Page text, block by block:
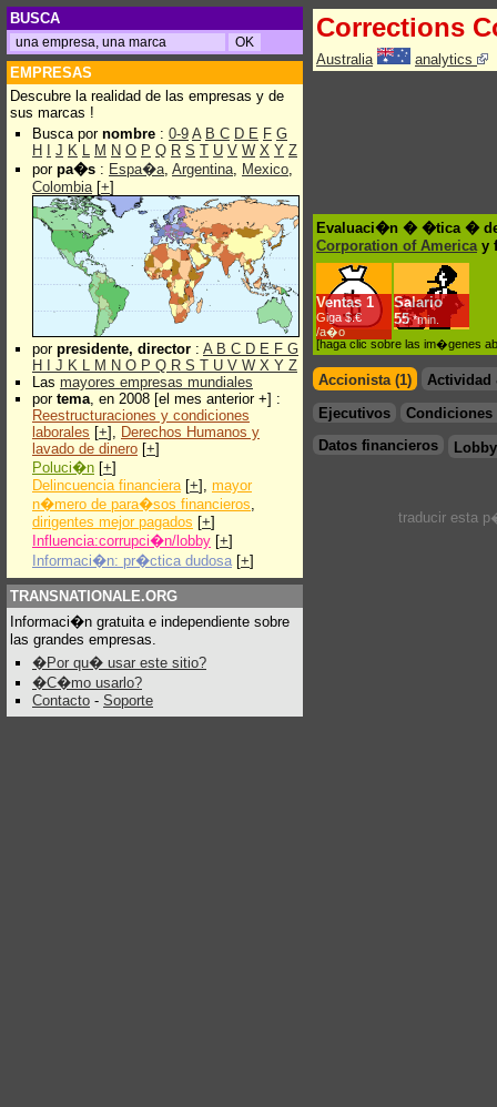
BUSCA
EMPRESAS
Descubre la realidad de las empresas y de
sus marcas !
Busca por nombre : 0-9 A B C D E F G
H
J K L M N O P Q R S T U V W X Y Z
por pa�s : Espa�a, Argentina, Mexico,
Colombia[+]
por presidente, director : A B C D E F G
H
J K L M N O P Q R S T U V W X Y Z
Las mayores empresas mundiales
por tema, en 2008 [el mes anterior +] :
Reestructuraciones y condiciones
laborales [+], Derechos Humanos y
lavado de dinero [+]
Poluci�n [+]
Delincuencia financiera[+], mayor
n�mero de para�sos financieros,
dirigentes mejor pagados [+]
Influencia:corrupci�n/lobby [+]
Informaci�n: pr�ctica dudosa [+]
TRANSNATIONALE.ORG
Informaci�n gratuita e independiente sobre
las grandes empresas.
�Por qu� usar este sitio?
�C�mo usarlo?
Contacto - Soporte
Corrections
Australia analytics
Evaluaci�n � �tica � de
Corporation of Americay
Ventas 1
Giga $.€
/a�o
Salario
55*min.
[haga clic sobre las im�genes
Accionista (1)
Actividad
Ejecutivos
Condiciones
Datos financieros
traducir esta